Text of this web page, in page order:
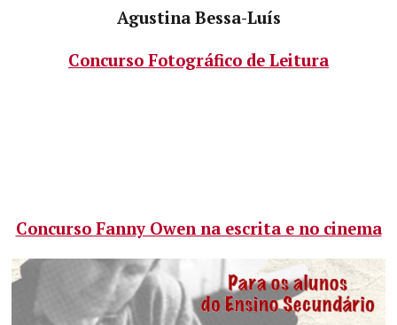
Agustina Bessa-Luís
Concurso Fotográfico de Leitura
Concurso Fanny Owen na escrita e no cinema